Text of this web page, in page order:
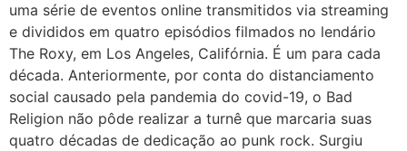
uma série de eventos online transmitidos via streaming
e divididos em quatro episódios filmados no lendário
The Roxy, em Los Angeles, Califórnia. É um para cada
década. Anteriormente, por conta do distanciamento
social causado pela pandemia do covid-19, o Bad
Religion não pôde realizar a turnê que marcaria suas
quatro décadas de dedicação ao punk rock. Surgiu